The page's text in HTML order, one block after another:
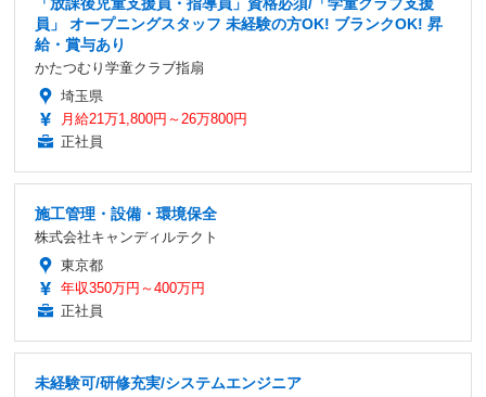
「放課後児童支援員・指導員」資格必須/「学童クラブ支援
員」 オープニングスタッフ 未経験の方OK! ブランクOK! 昇
給・賞与あり
かたつむり学童クラブ指扇
埼玉県
月給21万1,800円～26万800円
正社員
施工管理・設備・環境保全
株式会社キャンディルテクト
東京都
年収350万円～400万円
正社員
未経験可/研修充実/システムエンジニア